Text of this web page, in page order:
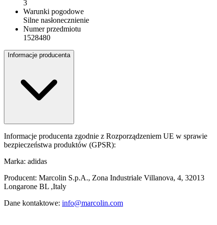
3
Warunki pogodowe
Silne nasłonecznienie
Numer przedmiotu
1528480
Informacje producenta
Informacje producenta zgodnie z Rozporządzeniem UE w sprawie
bezpieczeństwa produktów (GPSR):
Marka: adidas
Producent: Marcolin S.p.A., Zona Industriale Villanova, 4, 32013
Longarone BL ,Italy
Dane kontaktowe: info@marcolin.com